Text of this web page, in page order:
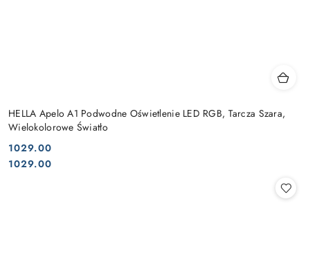
HELLA Apelo A1 Podwodne Oświetlenie LED RGB, Tarcza Szara,
Wielokolorowe Światło
Cena:
1029.00
Cena:
1029.00